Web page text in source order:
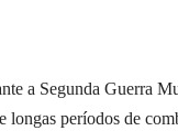
a Segunda Guerra
longas períodos de